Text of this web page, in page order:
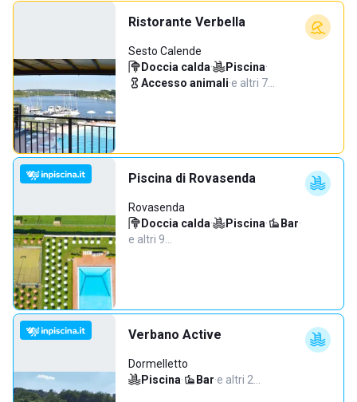
Ristorante Verbella
Sesto Calende
Doccia calda· Piscina·
Accesso animali·e altri 7…
Piscina di Rovasenda
Rovasenda
Doccia calda· Piscina· Bar·
e altri 9…
Verbano Active
Dormelletto
Piscina· Bar·e altri 2…